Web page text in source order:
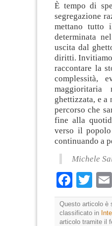
È tempo di
segregazione
mettano tutto
determinata
uscita dal
diritti. Invitiamo
raccontare la
complessità,
ghettizzata, e
percorso che
fine alla
verso il
continuando a
Michele
Questo articolo è
classificato in
articolo tramite il